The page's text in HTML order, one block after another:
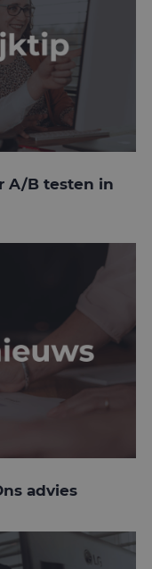
A/B testen in
advies